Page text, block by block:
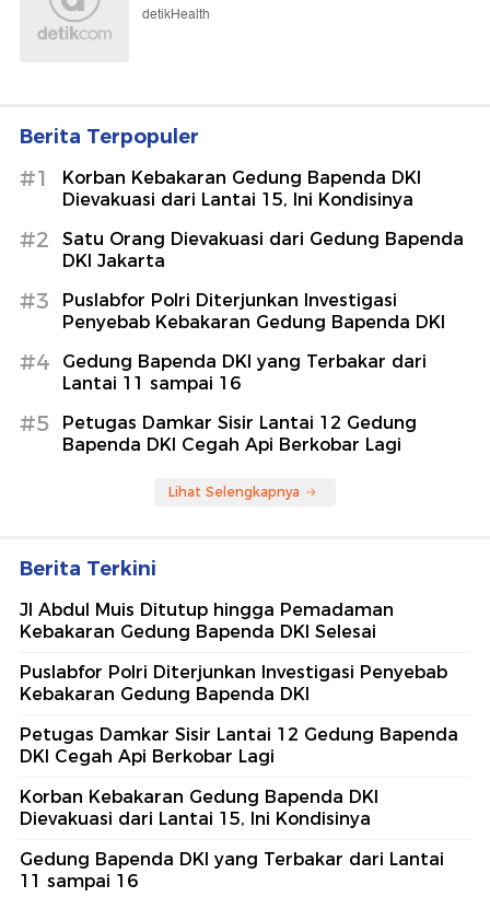
detikHealth
Berita Terpopuler
#1
Korban Kebakaran Gedung Bapenda DKI
Dievakuasi dari Lantai 15, Ini Kondisinya
#2
Satu Orang Dievakuasi dari Gedung Bapenda
DKI Jakarta
#3
Puslabfor Polri Diterjunkan Investigasi
Penyebab Kebakaran Gedung Bapenda DKI
#4
Gedung Bapenda DKI yang Terbakar dari
Lantai 11 sampai 16
#5
Petugas Damkar Sisir Lantai 12 Gedung
Bapenda DKI Cegah Api Berkobar Lagi
Lihat Selengkapnya
Berita Terkini
Jl Abdul Muis Ditutup hingga Pemadaman
Kebakaran Gedung Bapenda DKI Selesai
Puslabfor Polri Diterjunkan Investigasi Penyebab
Kebakaran Gedung Bapenda DKI
Petugas Damkar Sisir Lantai 12 Gedung Bapenda
DKI Cegah Api Berkobar Lagi
Korban Kebakaran Gedung Bapenda DKI
Dievakuasi dari Lantai 15, Ini Kondisinya
Gedung Bapenda DKI yang Terbakar dari Lantai
11 sampai 16